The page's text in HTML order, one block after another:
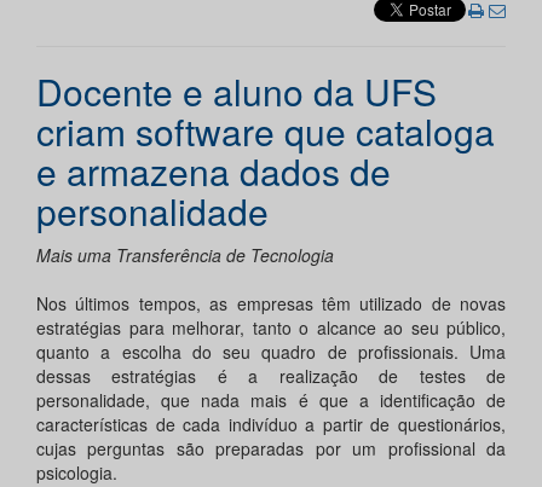
Docente e aluno da UFS
criam software que cataloga
e armazena dados de
personalidade
Mais uma Transferência de Tecnologia
Nos últimos tempos, as empresas têm utilizado de novas
estratégias para melhorar, tanto o alcance ao seu público,
quanto a escolha do seu quadro de profissionais. Uma
dessas estratégias é a realização de testes de
personalidade, que nada mais é que a identificação de
características de cada indivíduo a partir de questionários,
cujas perguntas são preparadas por um profissional da
psicologia.